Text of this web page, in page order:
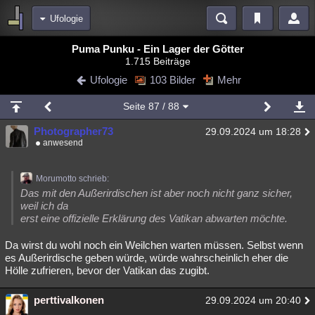
Ufologie
Blogs Videos
Chat Wiki Neuigkeiten
meine Rubriken
Menschen Wissenschaft Mystery Kriminalfälle
Natur Umfragen Unterhaltung
weitere Rubriken
Astronomie Helpdesk Gruppen Gaming Filme
Musik Clash Verbesserungen Allmystery English
Übersichten
Puma Punku - Ein Lager der Götter
1.715 Beiträge
Ufologie 103 Bilder Mehr
Seite 87 / 88
Photographer73 29.09.2024 um 18:28
anwesend
Morumotto schrieb:
Das mit den Außerirdischen ist aber noch nicht ganz sicher,
weil ich da
erst eine offizielle Erklärung des Vatikan abwarten möchte.
Da wirst du wohl noch ein Weilchen warten müssen. Selbst wenn
es Außerirdische geben würde, würde wahrscheinlich eher die
Hölle zufrieren, bevor der Vatikan das zugibt.
perttivalkonen 29.09.2024 um 20:40